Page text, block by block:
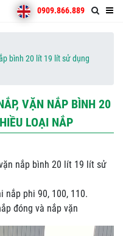
0909.866.889
bình 20 lít 19 lít sử dụng
VẶN NẮP BÌNH 20
LOẠI NẮP
nắp bình 20 lít 19 lít sử
phi 90, 100, 110.
đóng và nắp vặn